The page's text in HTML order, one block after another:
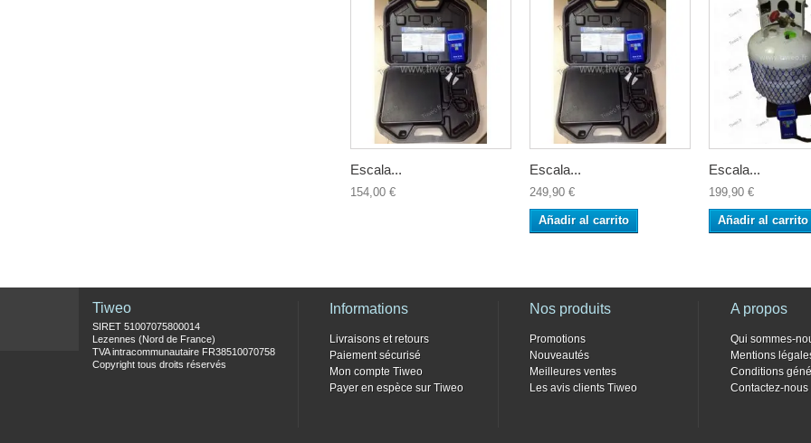
Escala...
154,00 €
Escala...
249,90 €
Añadir al carrito
Escala...
199,90 €
Añadir al carrito
Tiweo
SIRET 51007075800014
Lezennes (Nord de France)
TVA intracommunautaire FR38510070758
Copyright tous droits réservés
Informations
Livraisons et retours
Paiement sécurisé
Mon compte Tiweo
Payer en espèce sur Tiweo
Nos produits
Promotions
Nouveautés
Meilleures ventes
Les avis clients Tiweo
A propos
Qui sommes-
Mentions
Conditions
Contactez-nous